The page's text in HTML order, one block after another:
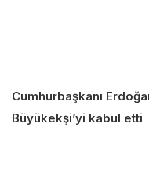
Cumhurbaşkanı
Büyükekşi’yi kabul etti